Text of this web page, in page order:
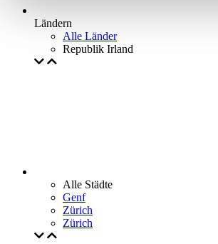
Ländern
Alle Länder
Republik Irland
Alle Städte
Genf
Zürich
Zürich